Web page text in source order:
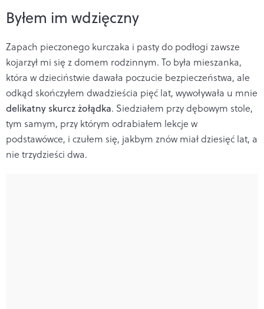
Byłem im wdzięczny
Zapach pieczonego kurczaka i pasty do podłogi zawsze
kojarzył mi się z domem rodzinnym. To była mieszanka,
która w dzieciństwie dawała poczucie bezpieczeństwa, ale
odkąd skończyłem dwadzieścia pięć lat, wywoływała u mnie
delikatny skurcz żołądka. Siedziałem przy dębowym stole,
tym samym, przy którym odrabiałem lekcje w
podstawówce, i czułem się, jakbym znów miał dziesięć lat, a
nie trzydzieści dwa.